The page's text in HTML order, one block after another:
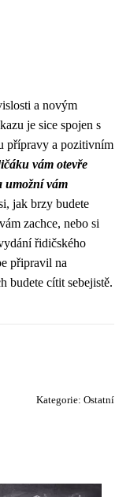
a novým
je sice spojen s
přípravy a pozitivním
vám otevře
umožní vám
jak brzy budete
zachce, nebo si
řidičského
připravil na
budete cítit sebejistě.
Kategorie: Ostatní